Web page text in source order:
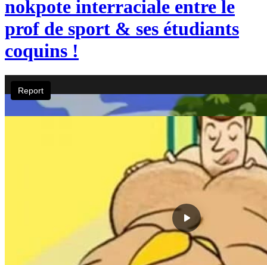
nokpote interraciale entre le
prof de sport & ses étudiants
coquins !